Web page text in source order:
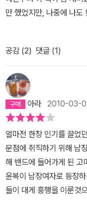
한 욕망이니까.성균관에
것이 들통날까 봐 온 신
쓰는 이선준 앞에서는
나온다. 그걸 다스릴 수 있
여자라는 걸 가장 모르기
자의 외피를 입고 있다는
윤식의 누이 윤희의 이야
서 그녀를 멋지게 포장을
벌리고 심성도 곱다고 제
려 자신이 선준에게 느낀
다. 아, 그 마음이 얼마나
번 등장하지 않은 부용화
한 규수로 나오는데 드라
미 대거 숙청된 상태이다.
의 구용하를 등장시킨다.
대표 선준과의 러브라인
도권을 잡은 시기이므로
이를 가는 성질 더러운 젊
사랑하는 마음을정치론으
선준을 통하여투영시키
본능적인 면에서 예외일
다. 무당무파의 구용하가
기생을 더 좋아한다. 틈
본능을 대표하는 인물이
만 했었지만, 나중에 나도
우 했지만... 드라마를 보
통칭 잘금 4인방이라 불
것, 조선시대 특히 정조시
담당했다고 볼 수 있다. 그
을 보지 않아서 앞부분에
자면 이선준의 캐릭터가
드라마에 등장하는 미워
는 것과 초선의 캐릭터가
가 없으니 하인수를 금붕
없고, 효은이 병조판서의
도 다르다. 오히려 소설
진행된다. 아참, 그러고
공감 (2) 댓글 (1)
아라 2010-03-
얼마전 한창 인기를 끌었
문점에 취직하기 위해 남
해 밴드에 들어가게 된 고
윤복이 남장여자로 등장
들이 대게 흥행을 이룬것